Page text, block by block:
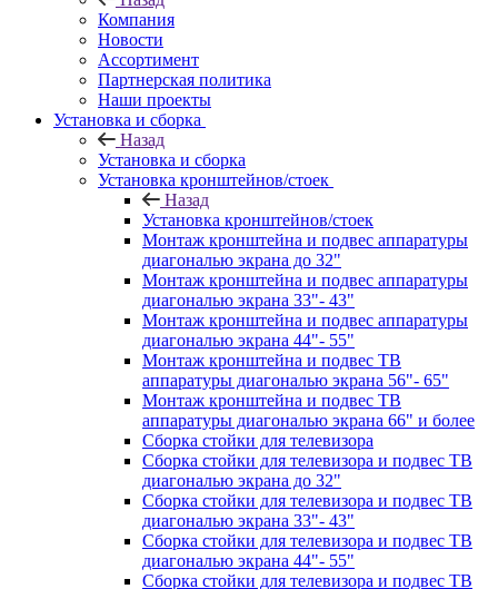
Компания
Новости
Ассортимент
Партнерская политика
Наши проекты
Установка и сборка
Назад
Установка и сборка
Установка кронштейнов/стоек
Назад
Установка кронштейнов/стоек
Монтаж кронштейна и подвес аппаратуры
диагональю экрана до 32"
Монтаж кронштейна и подвес аппаратуры
диагональю экрана 33"- 43"
Монтаж кронштейна и подвес аппаратуры
диагональю экрана 44"- 55"
Монтаж кронштейна и подвес ТВ
аппаратуры диагональю экрана 56"- 65"
Монтаж кронштейна и подвес ТВ
аппаратуры диагональю экрана 66" и более
Сборка стойки для телевизора
Сборка стойки для телевизора и подвес ТВ
диагональю экрана до 32"
Сборка стойки для телевизора и подвес ТВ
диагональю экрана 33"- 43"
Сборка стойки для телевизора и подвес ТВ
диагональю экрана 44"- 55"
Сборка стойки для телевизора и подвес ТВ